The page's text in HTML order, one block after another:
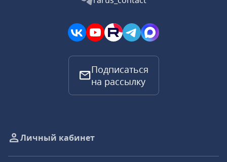
Подписаться
на рассылку
Личный кабинет